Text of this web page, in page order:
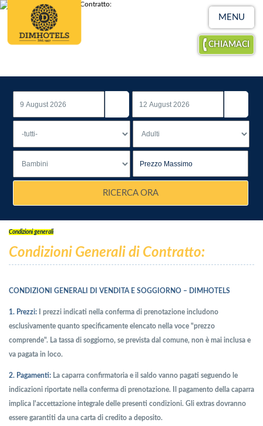
MENU
CHIAMACI
RICERCA ORA
Condizioni generali
Condizioni Generali di Contratto:
CONDIZIONI GENERALI DI VENDITA E SOGGIORNO – DIMHOTELS
1. Prezzi: I prezzi indicati nella conferma di prenotazione includono
esclusivamente quanto specificamente elencato nella voce "prezzo
comprende". La tassa di soggiorno, se prevista dal comune, non è mai inclusa e
va pagata in loco.
2. Pagamenti: La caparra confirmatoria e il saldo vanno pagati seguendo le
indicazioni riportate nella conferma di prenotazione. Il pagamento della caparra
implica l'accettazione integrale delle presenti condizioni. Gli extras dovranno
essere garantiti da una carta di credito a deposito.